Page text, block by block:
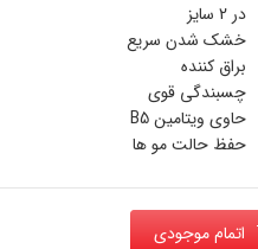
در 2 سایز
خشک شدن سریع
براق کننده
چسبندگی قوی
حاوی ویتامین B5
حفظ حالت مو ها
اتمام موجودی